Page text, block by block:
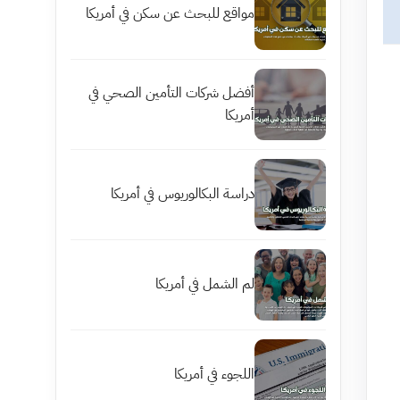
مواقع للبحث عن سكن في أمريكا
أفضل شركات التأمين الصحي في
أمريكا
دراسة البكالوريوس في أمريكا
لم الشمل في أمريكا
اللجوء في أمريكا